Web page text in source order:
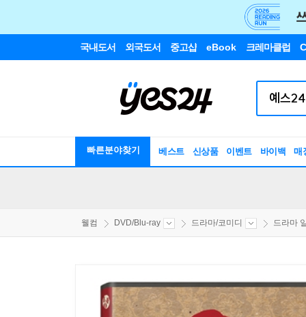
국내도서 외국도서 중고샵 eBook 크레마클럽
빠른분야찾기 베스트 신상품 이벤트 바이백 매
웰컴 DVD/Blu-ray 드라마/코미디 드라마